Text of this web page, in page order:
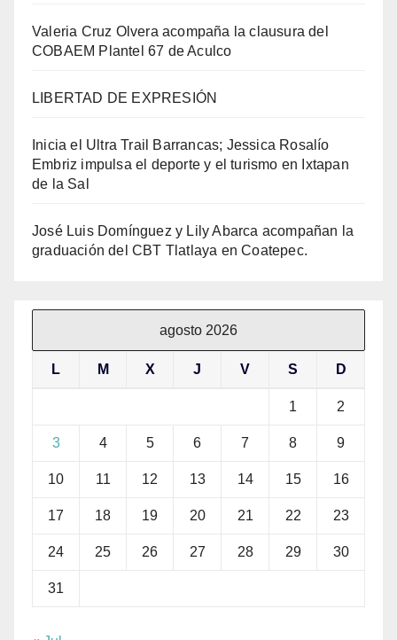
Valeria Cruz Olvera acompaña la clausura del
COBAEM Plantel 67 de Aculco
LIBERTAD DE EXPRESIÓN
Inicia el Ultra Trail Barrancas; Jessica Rosalío
Embriz impulsa el deporte y el turismo en Ixtapan
de la Sal
José Luis Domínguez y Lily Abarca acompañan la
graduación del CBT Tlatlaya en Coatepec.
agosto 2026
L M X J V S D
1 2
3 4 5 6 7 8 9
10 11 12 13 14 15 16
17 18 19 20 21 22 23
24 25 26 27 28 29 30
31